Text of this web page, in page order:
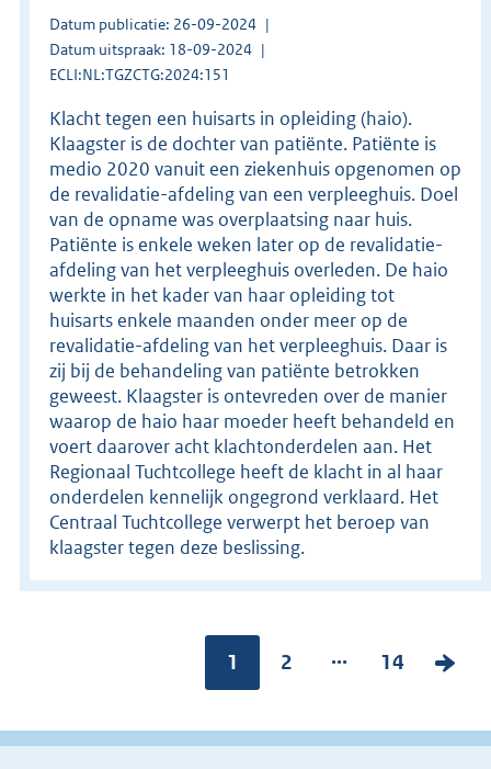
Datum publicatie: 26-09-2024
Datum uitspraak: 18-09-2024
ECLI:NL:TGZCTG:2024:151
Klacht tegen een huisarts in opleiding (haio).
Klaagster is de dochter van patiënte. Patiënte is
medio 2020 vanuit een ziekenhuis opgenomen op
de revalidatie-afdeling van een verpleeghuis. Doel
van de opname was overplaatsing naar huis.
Patiënte is enkele weken later op de revalidatie-
afdeling van het verpleeghuis overleden. De haio
werkte in het kader van haar opleiding tot
huisarts enkele maanden onder meer op de
revalidatie-afdeling van het verpleeghuis. Daar is
zij bij de behandeling van patiënte betrokken
geweest. Klaagster is ontevreden over de manier
waarop de haio haar moeder heeft behandeld en
voert daarover acht klachtonderdelen aan. Het
Regionaal Tuchtcollege heeft de klacht in al haar
onderdelen kennelijk ongegrond verklaard. Het
Centraal Tuchtcollege verwerpt het beroep van
klaagster tegen deze beslissing.
Pagina:
1
P
g
2 ...
P
g
14
V
l